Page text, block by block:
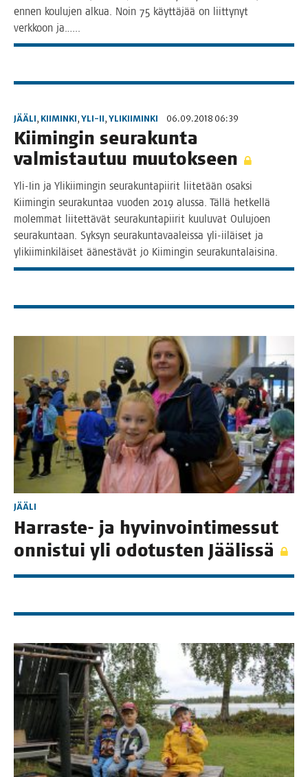
ennen kou­lu­jen alkua. Noin 75 käyt­tä­jää on liit­ty­nyt
verk­koon ja.…..
JÄÄLI, KIIMINKI, YLI-II, YLIKIIMINKI 06.09.2018 06:39
Kii­min­gin seu­ra­kun­ta
val­mis­tau­tuu muutokseen
Yli-Iin ja Yli­kii­min­gin seu­ra­kun­ta­pii­rit lii­te­tään osak­si
Kii­min­gin seu­ra­kun­taa vuo­den 2019 alus­sa. Täl­lä het­kel­lä
molem­mat lii­tet­tä­vät seu­ra­kun­ta­pii­rit kuu­lu­vat Oulu­joen
seu­ra­kun­taan. Syk­syn seu­ra­kun­ta­vaa­leis­sa yli-iiläi­set ja
yli­kii­min­ki­läi­set äänes­tä­vät jo Kii­min­gin seurakuntalaisina.
JÄÄLI
Har­ras­te- ja hyvin­voin­ti­mes­sut
onnis­tui yli odo­tus­ten Jäälissä